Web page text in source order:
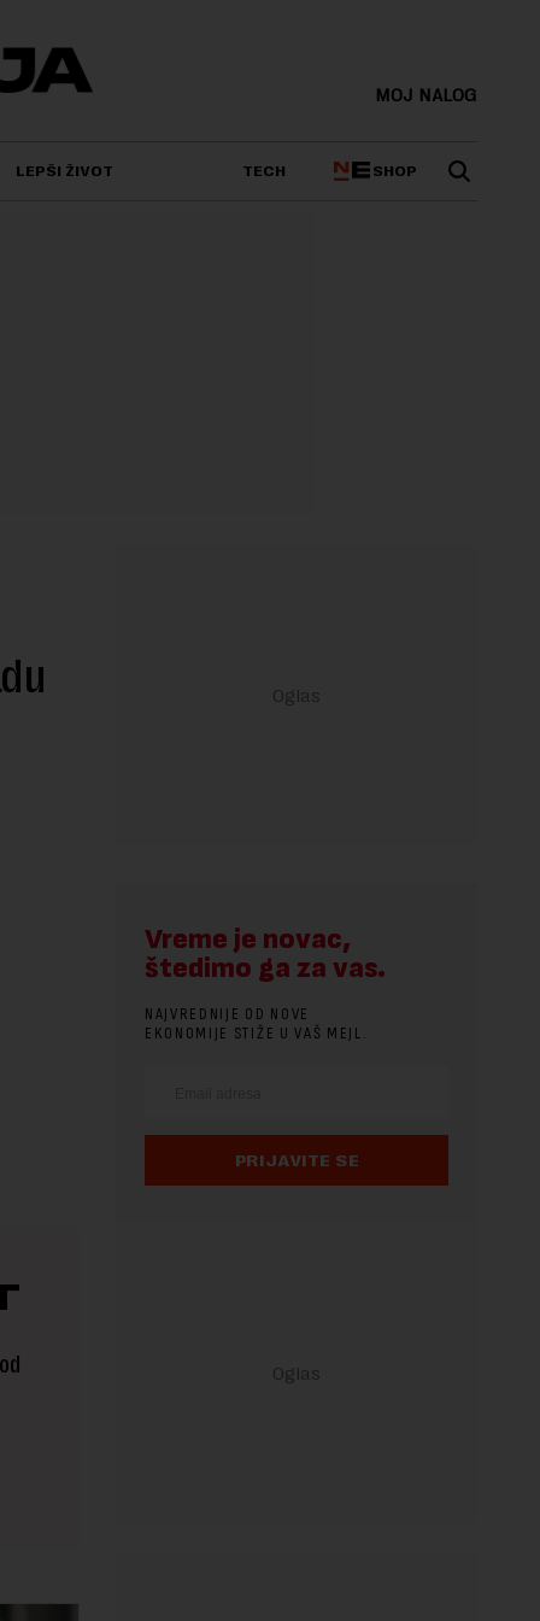
MOJ NALOG
LEPŠI ŽIVOT TECH SHOP
Vreme je novac,
štedimo ga za vas.
NAJVREDNIJE OD NOVE
EKONOMIJE STIŽE U VAŠ MEJL.
PRIJAVITE SE